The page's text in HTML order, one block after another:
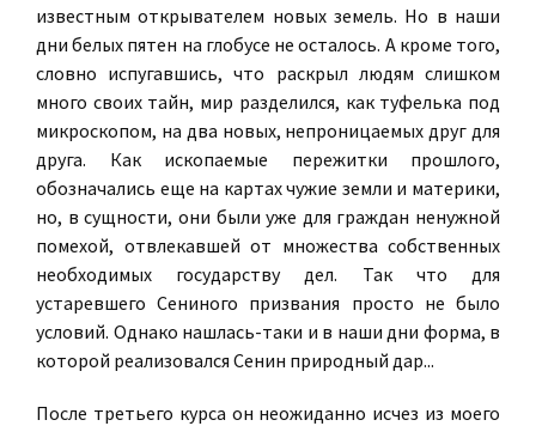
известным открывателем новых земель. Но в наши
дни белых пятен на глобусе не осталось. А кроме того,
словно испугавшись, что раскрыл людям слишком
много своих тайн, мир разделился, как туфелька под
микроскопом, на два новых, непроницаемых друг для
друга. Как ископаемые пережитки прошлого,
обозначались еще на картах чужие земли и материки,
но, в сущности, они были уже для граждан ненужной
помехой, отвлекавшей от множества собственных
необходимых государству дел. Так что для
устаревшего Сениного призвания просто не было
условий. Однако нашлась-таки и в наши дни форма, в
которой реализовался Сенин природный дар...
После третьего курса он неожиданно исчез из моего